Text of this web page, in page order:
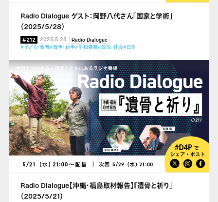
Radio Dialogue ゲスト：岡野八代さん「国家と学術」
（2025/5/28）
#212 2025.5.28
Radio Dialogue
#子ども・教育#戦争・紛争#平和構築#政治・社会#日本
Radio Dialogue【沖縄・福島取材報告】『遺骨と祈り』
（2025/5/21）